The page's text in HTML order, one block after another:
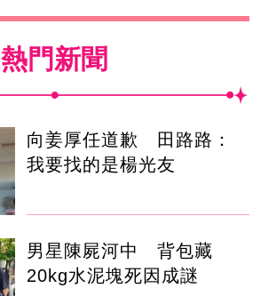
熱門新聞
向姜厚任道歉 田路路：
我要找的是楊光友
男星陳屍河中 背包藏
20kg水泥塊死因成謎